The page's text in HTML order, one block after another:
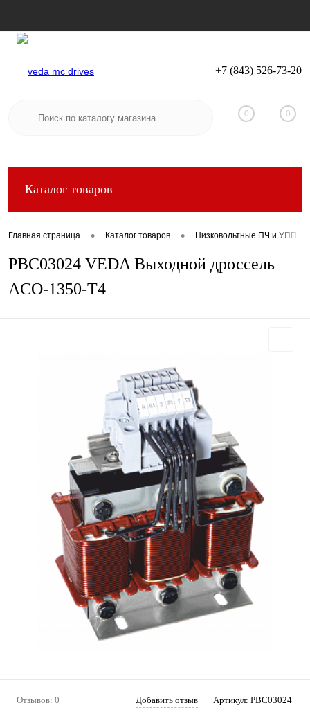
Вход Регистрация
+7 (843) 526-73-20
0 0
Каталог товаров
Главная страница • Каталог товаров • Низковольтные ПЧ и УПП
PBC03024 VEDA Выходной дроссель
ACO-1350-T4
Отзывов: 0 Добавить отзыв Артикул: PBC03024